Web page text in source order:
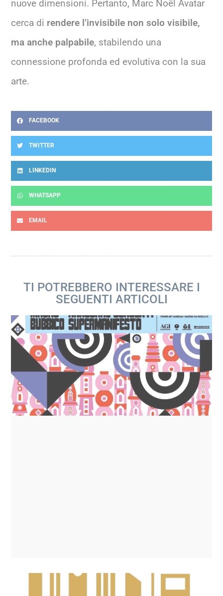
nuove dimensioni. Pertanto, Marc Noël Avatar
cerca di rendere l’invisibile non solo visibile,
ma anche palpabile, stabilendo una
connessione profonda ed evolutiva con la sua
arte.
FACEBOOK
TWITTER
LINKEDIN
WHATSAPP
EMAIL
TI POTREBBERO INTERESSARE I
SEGUENTI ARTICOLI